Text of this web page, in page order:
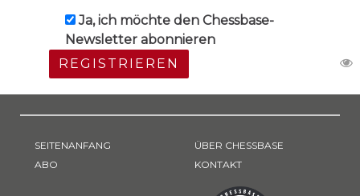
Ja, ich möchte den Chessbase-
Newsletter abonnieren
REGISTRIEREN
SEITENANFANG
ABO
ÜBER CHESSBASE
KONTAKT